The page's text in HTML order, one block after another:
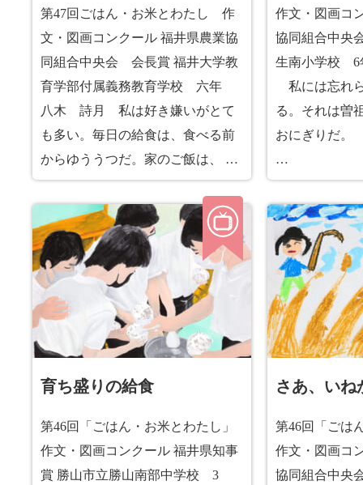
第47回ごはん・お米とわたし 作
文・図画コンクール 福井県農業協
同組合中央会 会長賞 福井大学教
育学部付属義務教育学校 六年
八木 詩月 私は好き嫌いがとて
も多い。毎日の給食は、食べる前
からゆううつだ。家のご飯は、 …
作文・図画コ
協同組合中央
生南小学
私には忘れ
る。それは曽
おにぎりだ
…
育ち盛りの給食
第46回「ごはん・お米とわたし」
作文・図画コンクール 福井県知事
賞 勝山市立勝山南部中学校 3
さあ、いね
第46回「ごは
作文・図画コ
協同組合中央